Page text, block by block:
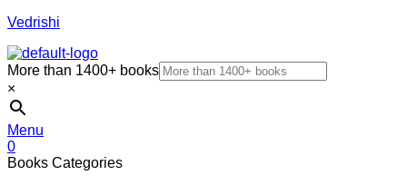
Vedrishi
More than 1400+ books
×
Menu
0
Books Categories